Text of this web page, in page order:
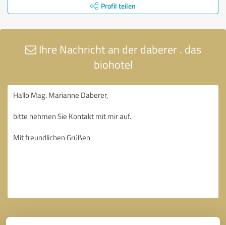
Profil teilen
Ihre Nachricht an der daberer . das
biohotel